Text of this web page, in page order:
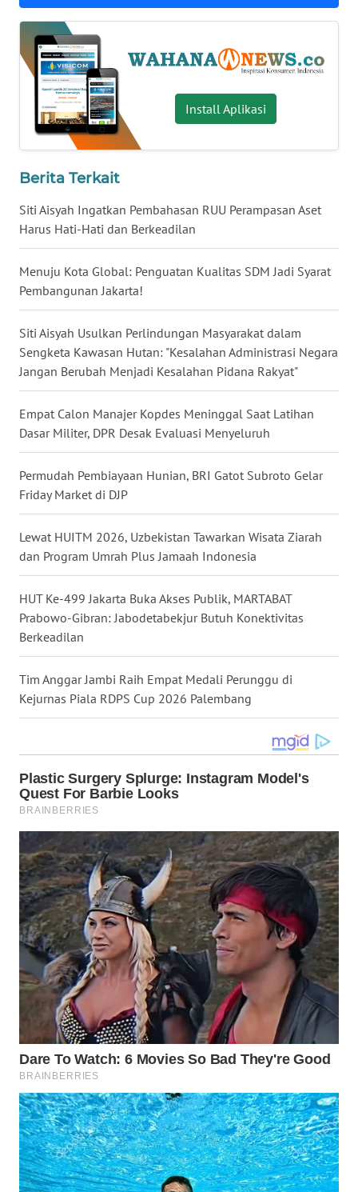
Install Aplikasi
Berita Terkait
Siti Aisyah Ingatkan Pembahasan RUU Perampasan Aset
Harus Hati-Hati dan Berkeadilan
Menuju Kota Global: Penguatan Kualitas SDM Jadi Syarat
Pembangunan Jakarta!
Siti Aisyah Usulkan Perlindungan Masyarakat dalam
Sengketa Kawasan Hutan: "Kesalahan Administrasi Negara
Jangan Berubah Menjadi Kesalahan Pidana Rakyat"
Empat Calon Manajer Kopdes Meninggal Saat Latihan
Dasar Militer, DPR Desak Evaluasi Menyeluruh
Permudah Pembiayaan Hunian, BRI Gatot Subroto Gelar
Friday Market di DJP
Lewat HUITM 2026, Uzbekistan Tawarkan Wisata Ziarah
dan Program Umrah Plus Jamaah Indonesia
HUT Ke-499 Jakarta Buka Akses Publik, MARTABAT
Prabowo-Gibran: Jabodetabekjur Butuh Konektivitas
Berkeadilan
Tim Anggar Jambi Raih Empat Medali Perunggu di
Kejurnas Piala RDPS Cup 2026 Palembang
KALTARA
WN
KALSEL
WN
KALTIM
SULSEL
WN
GORONTALO
WN
SULUT
WN
MALUKU
WN
WN
WN
DANAU
WN
NIAS
WN
LANGKAT
SELATAN
TANJUNG
LESUNG
WN
KARO
WN
SIMALUNGUN
WN
LABUHANBATU
WN
TAPANULI
TENGAH
WN DELI
SERDANG